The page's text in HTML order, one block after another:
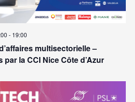
multisectorielle –
la CCI Nice Côte d’Azur
- 19:00